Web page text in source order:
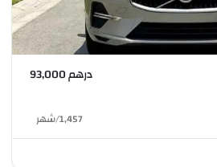
درهم 93,000
1,457
/شهر